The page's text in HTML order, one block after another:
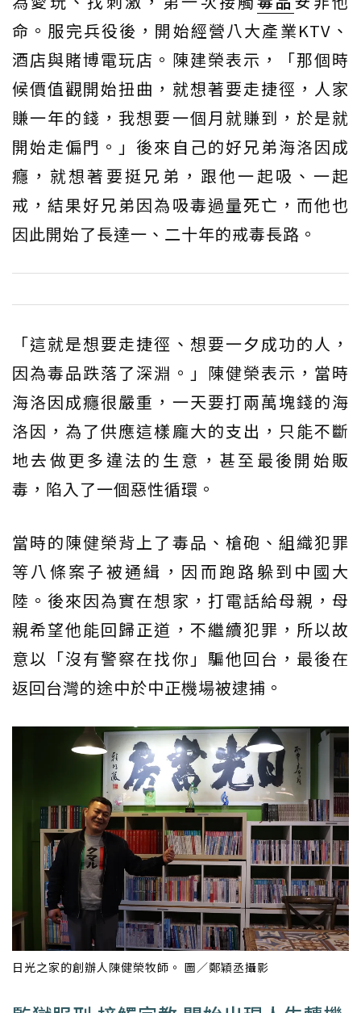
命。服完兵役後，開始經營八大產業KTV、
酒店與賭博電玩店。陳建榮表示，「那個時
候價值觀開始扭曲，就想著要走捷徑，人家
賺一年的錢，我想要一個月就賺到，於是就
開始走偏門。」後來自己的好兄弟海洛因成
癮，就想著要挺兄弟，跟他一起吸、一起
戒，結果好兄弟因為吸毒過量死亡，而他也
因此開始了長達一、二十年的戒毒長路。
「這就是想要走捷徑、想要一夕成功的人，
因為毒品跌落了深淵。」陳健榮表示，當時
海洛因成癮很嚴重，一天要打兩萬塊錢的海
洛因，為了供應這樣龐大的支出，只能不斷
地去做更多違法的生意，甚至最後開始販
毒，陷入了一個惡性循環。
當時的陳健榮背上了毒品、槍砲、組織犯罪
等八條案子被通緝，因而跑路躲到中國大
陸。後來因為實在想家，打電話給母親，母
親希望他能回歸正道，不繼續犯罪，所以故
意以「沒有警察在找你」騙他回台，最後在
返回台灣的途中於中正機場被逮捕。
日光之家的創辦人陳健榮牧師。 圖／鄭穎丞攝影